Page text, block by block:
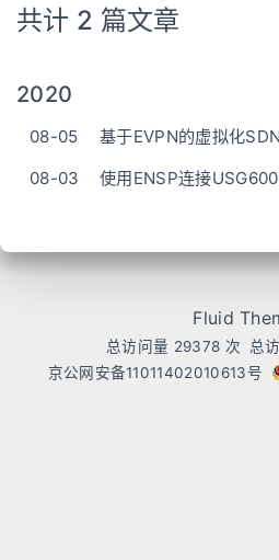
共计 2 篇文章
2020
08-05
基于EVPN的虚拟化
08-03
使用ENSP连接
Fluid
总访问量 29378 次 总
京公网安备11011402010613号